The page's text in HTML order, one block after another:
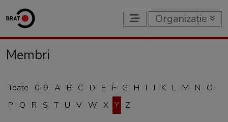
Organizație
Membri
Toate 0-9 A B C D E F G H I J K L M N
O
P
Q R S T U V W X Y Z